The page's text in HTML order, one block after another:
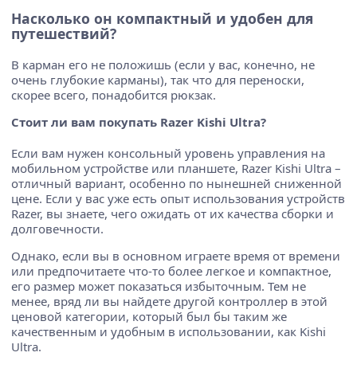
Насколько он компактный и удобен для
путешествий?
В карман его не положишь (если у вас, конечно, не
очень глубокие карманы), так что для переноски,
скорее всего, понадобится рюкзак.
Стоит ли вам покупать Razer Kishi Ultra?
Если вам нужен консольный уровень управления на
мобильном устройстве или планшете, Razer Kishi Ultra –
отличный вариант, особенно по нынешней сниженной
цене. Если у вас уже есть опыт использования устройств
Razer, вы знаете, чего ожидать от их качества сборки и
долговечности.
Однако, если вы в основном играете время от времени
или предпочитаете что-то более легкое и компактное,
его размер может показаться избыточным. Тем не
менее, вряд ли вы найдете другой контроллер в этой
ценовой категории, который был бы таким же
качественным и удобным в использовании, как Kishi
Ultra.